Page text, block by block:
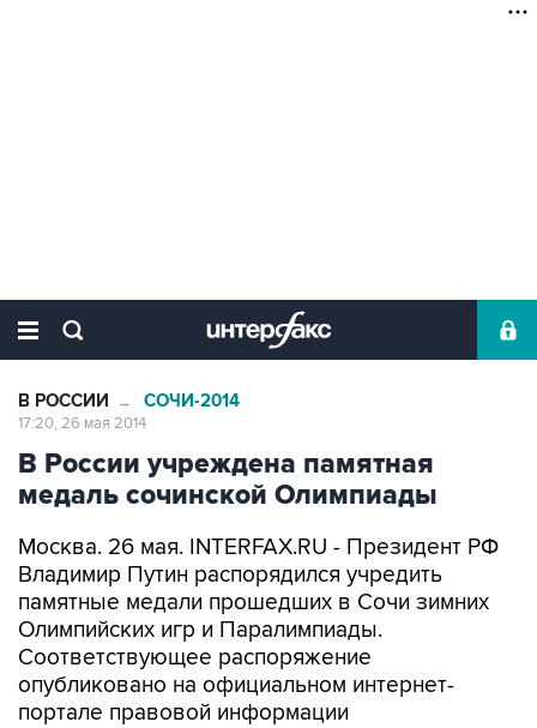
В РОССИИ → СОЧИ-2014
17:20, 26 мая 2014
В России учреждена памятная
медаль сочинской Олимпиады
Москва. 26 мая. INTERFAX.RU - Президент РФ
Владимир Путин распорядился учредить
памятные медали прошедших в Сочи зимних
Олимпийских игр и Паралимпиады.
Соответствующее распоряжение
опубликовано на официальном интернет-
портале правовой информации